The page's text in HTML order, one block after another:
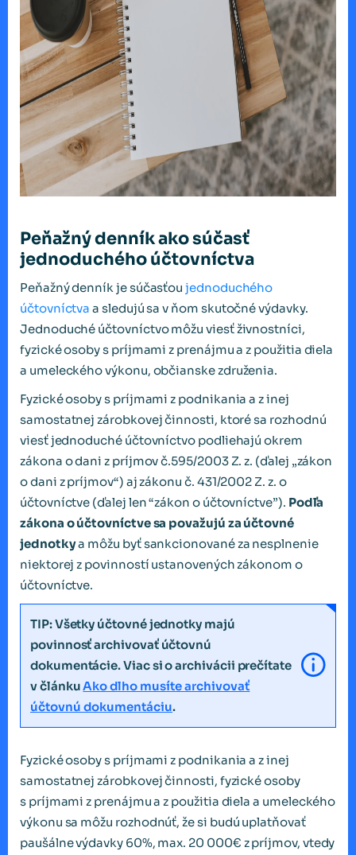
Peňažný denník ako súčasť
jednoduchého účtovníctva
Peňažný denník je súčasťoujednoduchého
účtovníctva a sledujú sa v ňom skutočné výdavky.
Jednoduché účtovníctvo môžu viesť živnostníci,
fyzické osoby s príjmami z prenájmu a z použitia diela
a umeleckého výkonu, občianske združenia.
Fyzické osoby s príjmami z podnikania a z inej
samostatnej zárobkovej činnosti, ktoré sa rozhodnú
viesť jednoduché účtovníctvo podliehajú okrem
zákona o dani z príjmov č.595/2003 Z. z. (ďalej „zákon
o dani z príjmov“) aj zákonu č. 431/2002 Z. z. o
účtovníctve (ďalej len “zákon o účtovníctve”). Podľa
zákona o účtovníctve sa považujú za účtovné
jednotkya môžu byť sankcionované za nesplnenie
niektorej z povinností ustanovených zákonom o
účtovníctve.
TIP: Všetky účtovné jednotky majú
povinnosť archivovať účtovnú
dokumentácie. Viac si o archivácii prečítate
v článkuAko dlho musíte archivovať
účtovnú dokumentáciu.
Fyzické osoby s príjmami z podnikania a z inej
samostatnej zárobkovej činnosti, fyzické osoby
s príjmami z prenájmu a z použitia diela a umeleckého
výkonu sa môžu rozhodnúť, že si budú uplatňovať
paušálne výdavky 60%, max. 20 000€ z príjmov, vtedy